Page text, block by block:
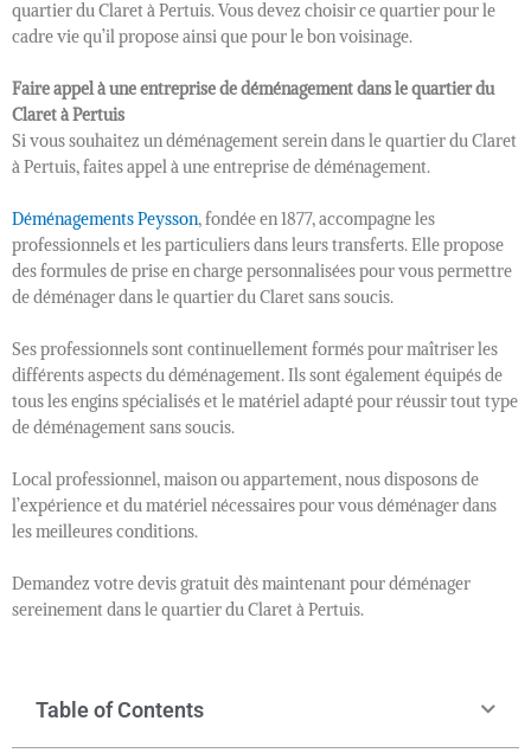
quartier du Claret à Pertuis. Vous devez choisir ce quartier pour le
cadre vie qu’il propose ainsi que pour le bon voisinage.
Faire appel à une entreprise de déménagement dans le quartier du
Claret à Pertuis
Si vous souhaitez un déménagement serein dans le quartier du Claret
à Pertuis, faites appel à une entreprise de déménagement.
Déménagements Peysson, fondée en 1877, accompagne les
professionnels et les particuliers dans leurs transferts. Elle propose
des formules de prise en charge personnalisées pour vous permettre
de déménager dans le quartier du Claret sans soucis.
Ses professionnels sont continuellement formés pour maîtriser les
différents aspects du déménagement. Ils sont également équipés de
tous les engins spécialisés et le matériel adapté pour réussir tout type
de déménagement sans soucis.
Local professionnel, maison ou appartement, nous disposons de
l’expérience et du matériel nécessaires pour vous déménager dans
les meilleures conditions.
Demandez votre devis gratuit dès maintenant pour déménager
sereinement dans le quartier du Claret à Pertuis.
Table of Contents